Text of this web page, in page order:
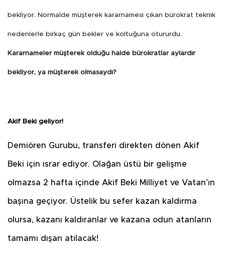
bekliyor. Normalde müşterek kararnamesi çıkan bürokrat teknik
nedenlerle birkaç gün bekler ve koltuğuna otururdu.
Kararnameler müşterek olduğu halde bürokratlar aylardır
bekliyor, ya müşterek olmasaydı?
Akif Beki geliyor!
Demiören Gurubu, transferi direkten dönen Akif
Beki için ısrar ediyor. Olağan üstü bir gelişme
olmazsa 2 hafta içinde Akif Beki Milliyet ve Vatan’ın
başına geçiyor. Üstelik bu sefer kazan kaldırma
olursa, kazanı kaldıranlar ve kazana odun atanların
tamamı dışarı atılacak!